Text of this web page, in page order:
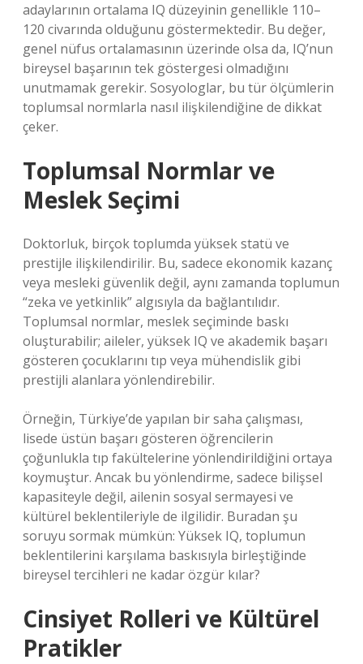
adaylarının ortalama IQ düzeyinin genellikle 110–
120 civarında olduğunu göstermektedir. Bu değer,
genel nüfus ortalamasının üzerinde olsa da, IQ’nun
bireysel başarının tek göstergesi olmadığını
unutmamak gerekir. Sosyologlar, bu tür ölçümlerin
toplumsal normlarla nasıl ilişkilendiğine de dikkat
çeker.
Toplumsal Normlar ve
Meslek Seçimi
Doktorluk, birçok toplumda yüksek statü ve
prestijle ilişkilendirilir. Bu, sadece ekonomik kazanç
veya mesleki güvenlik değil, aynı zamanda toplumun
“zeka ve yetkinlik” algısıyla da bağlantılıdır.
Toplumsal normlar, meslek seçiminde baskı
oluşturabilir; aileler, yüksek IQ ve akademik başarı
gösteren çocuklarını tıp veya mühendislik gibi
prestijli alanlara yönlendirebilir.
Örneğin, Türkiye’de yapılan bir saha çalışması,
lisede üstün başarı gösteren öğrencilerin
çoğunlukla tıp fakültelerine yönlendirildiğini ortaya
koymuştur. Ancak bu yönlendirme, sadece bilişsel
kapasiteyle değil, ailenin sosyal sermayesi ve
kültürel beklentileriyle de ilgilidir. Buradan şu
soruyu sormak mümkün: Yüksek IQ, toplumun
beklentilerini karşılama baskısıyla birleştiğinde
bireysel tercihleri ne kadar özgür kılar?
Cinsiyet Rolleri ve Kültürel
Pratikler